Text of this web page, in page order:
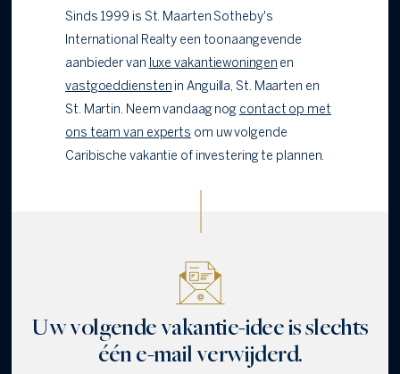
Sinds 1999 is St. Maarten Sotheby's
International Realty een toonaangevende
aanbieder van
luxe vakantiewoningen en
vastgoeddiensten in Anguilla, St. Maarten en
St. Martin. Neem vandaag nog contact op met
ons team van experts om uw volgende
Caribische vakantie of investering te plannen.
Uw volgende vakantie-idee is slechts
één e-mail verwijderd.